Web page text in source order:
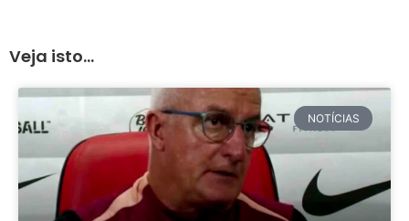
Veja isto...
NOTÍCIAS